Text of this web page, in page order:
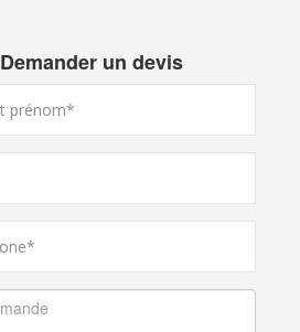
Demander un devis